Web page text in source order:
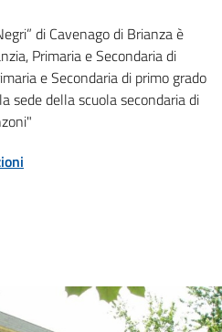
di Cavenago di Brianza è
Primaria e Secondaria di
e Secondaria di primo grado
sede della scuola secondaria di